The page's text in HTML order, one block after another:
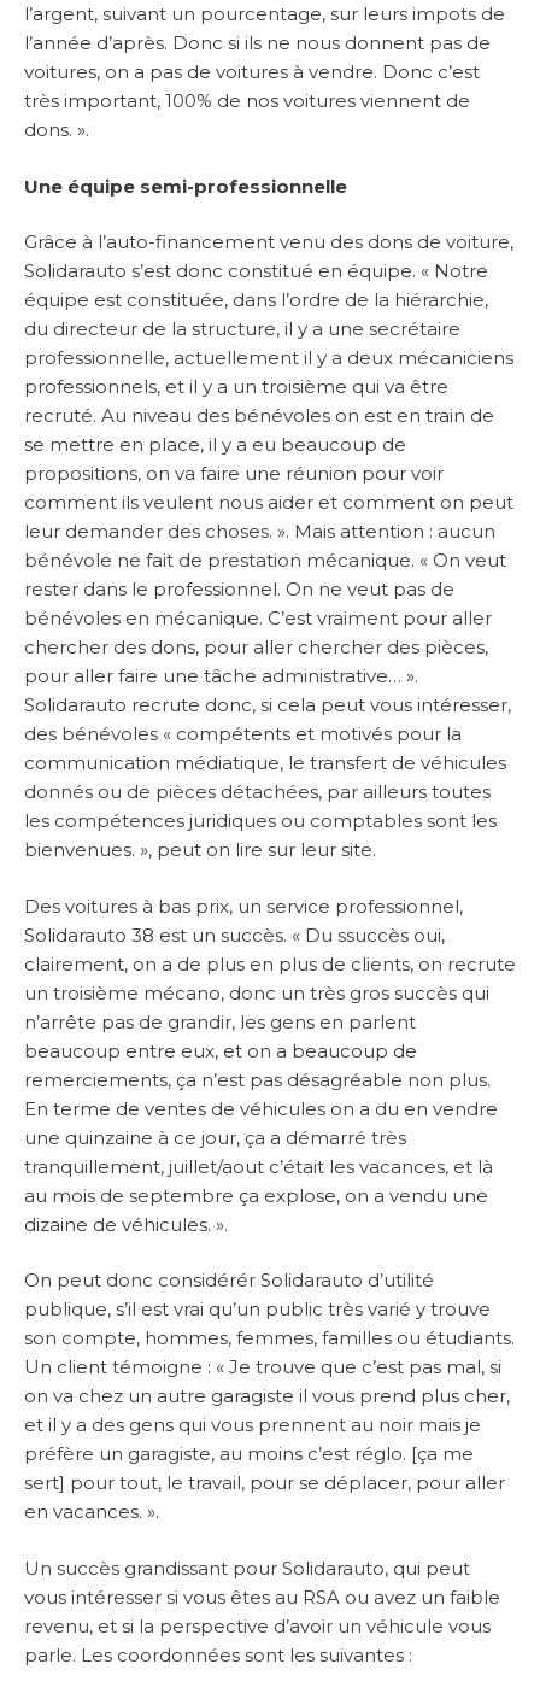
l’argent, suivant un pourcentage, sur leurs impots de
l’année d’après. Donc si ils ne nous donnent pas de
voitures, on a pas de voitures à vendre. Donc c’est
très important, 100% de nos voitures viennent de
dons. ».
Une équipe semi-professionnelle
Grâce à l’auto-financement venu des dons de voiture,
Solidarauto s’est donc constitué en équipe. « Notre
équipe est constituée, dans l’ordre de la hiérarchie,
du directeur de la structure, il y a une secrétaire
professionnelle, actuellement il y a deux mécaniciens
professionnels, et il y a un troisième qui va être
recruté. Au niveau des bénévoles on est en train de
se mettre en place, il y a eu beaucoup de
propositions, on va faire une réunion pour voir
comment ils veulent nous aider et comment on peut
leur demander des choses. ». Mais attention : aucun
bénévole ne fait de prestation mécanique. « On veut
rester dans le professionnel. On ne veut pas de
bénévoles en mécanique. C’est vraiment pour aller
chercher des dons, pour aller chercher des pièces,
pour aller faire une tâche administrative… ».
Solidarauto recrute donc, si cela peut vous intéresser,
des bénévoles « compétents et motivés pour la
communication médiatique, le transfert de véhicules
donnés ou de pièces détachées, par ailleurs toutes
les compétences juridiques ou comptables sont les
bienvenues. », peut on lire sur leur site.
Des voitures à bas prix, un service professionnel,
Solidarauto 38 est un succès. « Du ssuccès oui,
clairement, on a de plus en plus de clients, on recrute
un troisième mécano, donc un très gros succès qui
n’arrête pas de grandir, les gens en parlent
beaucoup entre eux, et on a beaucoup de
remerciements, ça n’est pas désagréable non plus.
En terme de ventes de véhicules on a du en vendre
une quinzaine à ce jour, ça a démarré très
tranquillement, juillet/aout c’était les vacances, et là
au mois de septembre ça explose, on a vendu une
dizaine de véhicules. ».
On peut donc considérér Solidarauto d’utilité
publique, s’il est vrai qu’un public très varié y trouve
son compte, hommes, femmes, familles ou étudiants.
Un client témoigne : « Je trouve que c’est pas mal, si
on va chez un autre garagiste il vous prend plus cher,
et il y a des gens qui vous prennent au noir mais je
préfère un garagiste, au moins c’est réglo. [ça me
sert] pour tout, le travail, pour se déplacer, pour aller
en vacances. ».
Un succès grandissant pour Solidarauto, qui peut
vous intéresser si vous êtes au RSA ou avez un faible
revenu, et si la perspective d’avoir un véhicule vous
parle. Les coordonnées sont les suivantes :